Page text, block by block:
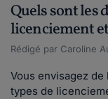
Quels sont les
licenciement
Rédigé par Caroline
Vous envisagez
types de